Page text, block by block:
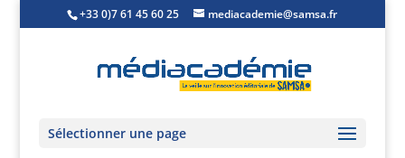
+33 0)7 61 45 60 25 mediacademie@samsa.fr
Sélectionner une page